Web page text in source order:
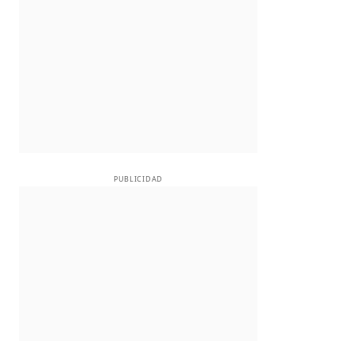
PUBLICIDAD